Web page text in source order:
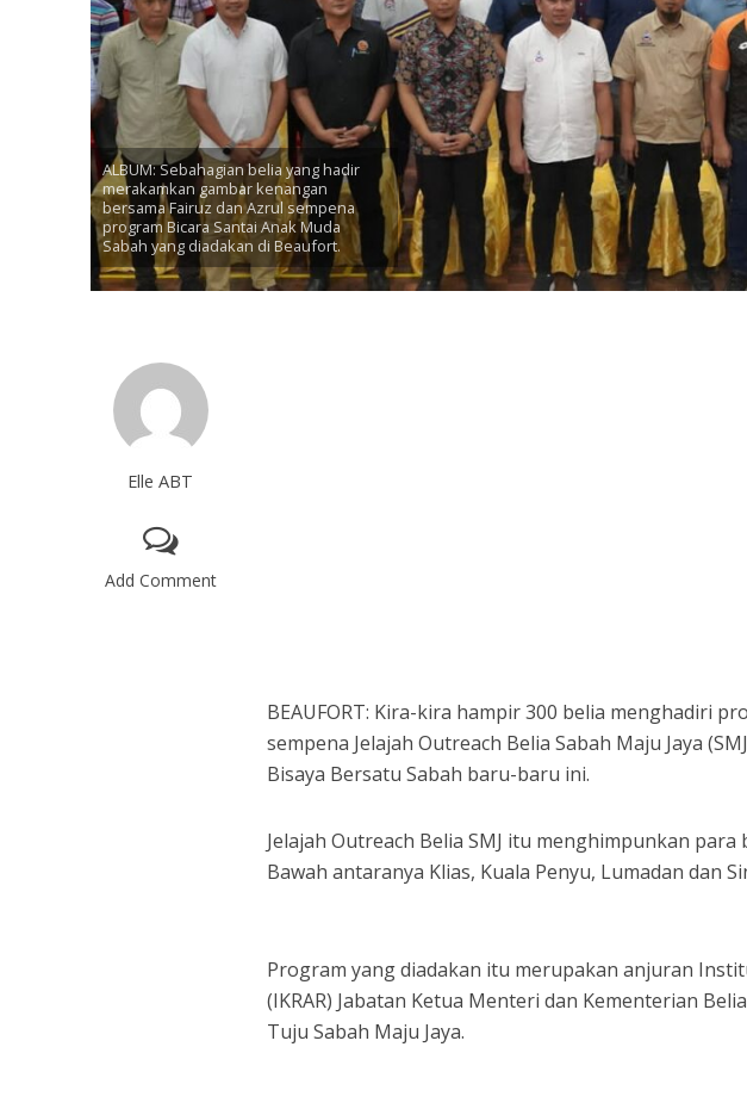
ALBUM: Sebahagian belia yang hadir
merakamkan gambar kenangan
bersama Fairuz dan Azrul sempena
program Bicara Santai Anak Muda
Sabah yang diadakan di Beaufort.
Elle ABT
Add Comment
BEAUFORT: Kira-kira hampir 300 belia menghadiri
sempena Jelajah Outreach Belia Sabah Maju Jaya
Bisaya Bersatu Sabah baru-baru ini.
Jelajah Outreach Belia SMJ itu menghimpunkan
Bawah antaranya Klias, Kuala Penyu, Lumadan dan
Program yang diadakan itu merupakan anjuran
(IKRAR) Jabatan Ketua Menteri dan Kementerian
Tuju Sabah Maju Jaya.